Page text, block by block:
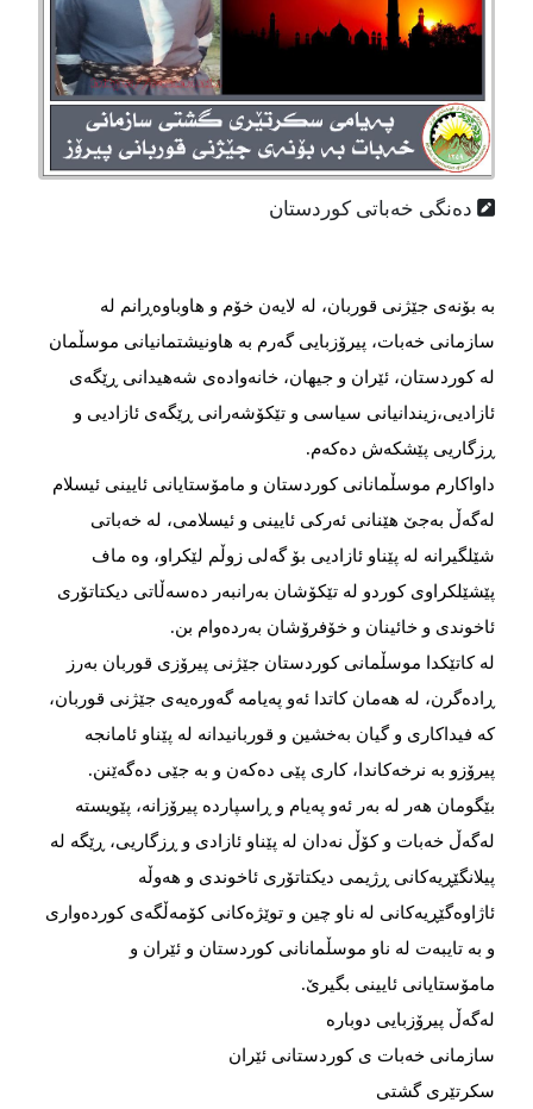
دەنگی خەباتی کوردستان
بە بۆنەی جێژنی قوربان، لە لایەن خۆم و هاوباوەڕانم لە
سازمانی خەبات، پیرۆزبایی گەرم بە هاونیشتمانیانی موسڵمان
لە كوردستان، ئێران و جیهان، خانەوادەی شەهیدانی ڕێگەی
ئازادیی،زیندانیانی سیاسی و تێكۆشەرانی ڕێگەی ئازادیی و
ڕزگاریی پێشكەش دەكەم.
داواكارم موسڵمانانی كوردستان و مامۆستایانی ئایینی ئیسلام
لەگەڵ بەجێ هێنانی ئەركی ئایینی و ئیسلامی، لە خەباتی
شێلگیرانە لە پێناو ئازادیی بۆ گەلی زوڵم لێكراو، وە ماف
پێشێلكراوی كوردو لە تێكۆشان بەرانبەر دەسەڵاتی دیكتاتۆری
ئاخوندی و خائینان و خۆفرۆشان بەردەوام بن.
لە كاتێكدا موسڵمانی كوردستان جێژنی پیرۆزی قوربان بەرز
ڕادەگرن، لە هەمان كاتدا ئەو پەیامە گەورەیەی جێژنی قوربان،
كە فیداكاری و گیان بەخشین و قوربانیدانە لە پێناو ئامانجە
پیرۆزو بە نرخەكاندا، كاری پێی دەكەن و بە جێی دەگەێنن.
بێگومان هەر لە بەر ئەو پەیام و ڕاسپاردە پیرۆزانە، پێویستە
لەگەڵ خەبات و كۆڵ نەدان لە پێناو ئازادی و ڕزگاریی، ڕێگە لە
پیلانگێڕیەكانی ڕژیمی دیكتاتۆری ئاخوندی و هەوڵە
ئاژاوەگێڕیەكانی لە ناو چین و توێژەكانی كۆمەڵگەی كوردەواری
و بە تایبەت لە ناو موسڵمانانی كوردستان و ئێران و
مامۆستایانی ئایینی بگیرێ‌.
لەگەڵ پیرۆزبایی دوبارە
سازمانی خەبات ی كوردستانی ئێران
سكرتێری گشتی